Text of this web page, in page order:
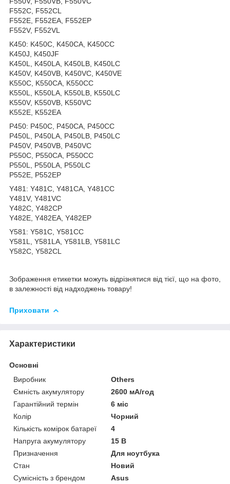
F552C, F552CL
F552E, F552EA, F552EP
F552V, F552VL
K450: K450C, K450CA, K450CC
K450J, K450JF
K450L, K450LA, K450LB, K450LC
K450V, K450VB, K450VC, K450VE
K550C, K550CA, K550CC
K550L, K550LA, K550LB, K550LC
K550V, K550VB, K550VC
K552E, K552EA
P450: P450C, P450CA, P450CC
P450L, P450LA, P450LB, P450LC
P450V, P450VB, P450VC
P550C, P550CA, P550CC
P550L, P550LA, P550LC
P552E, P552EP
Y481: Y481C, Y481CA, Y481CC
Y481V, Y481VC
Y482C, Y482CP
Y482E, Y482EA, Y482EP
Y581: Y581C, Y581CC
Y581L, Y581LA, Y581LB, Y581LC
Y582C, Y582CL
Зображення етикетки можуть відрізнятися від тієї, що на фото,
в залежності від надходжень товару!
Приховати
Характеристики
Основні
Виробник
Others
Ємність акумулятору
2600 мА/год
Гарантійний термін
6 міс
Колір
Чорний
Кількість комірок батареї
4
Напруга акумулятору
15 В
Призначення
Для ноутбука
Стан
Новий
Сумісність з брендом
Asus